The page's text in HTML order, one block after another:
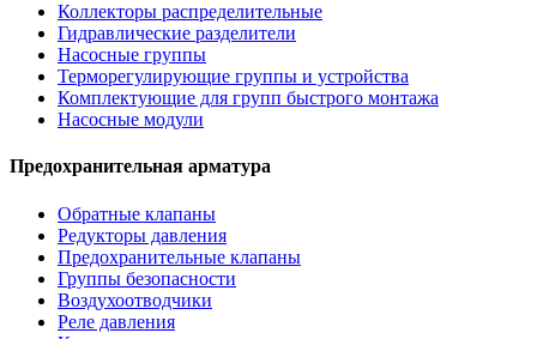
Коллекторы распределительные
Гидравлические разделители
Насосные группы
Терморегулирующие группы и устройства
Комплектующие для групп быстрого монтажа
Насосные модули
Предохранительная арматура
Обратные клапаны
Редукторы давления
Предохранительные клапаны
Группы безопасности
Воздухоотводчики
Реле давления